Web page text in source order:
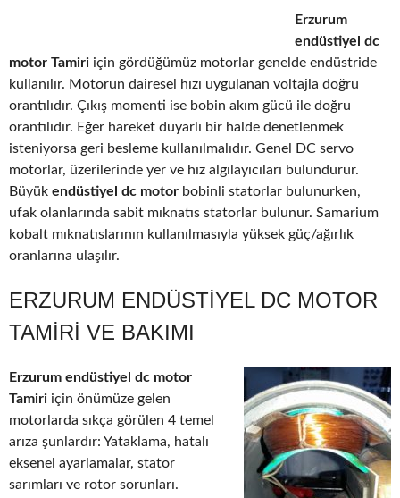
Erzurum
endüstiyel dc
motor Tamiri için gördüğümüz motorlar genelde endüstride
kullanılır. Motorun dairesel hızı uygulanan voltajla doğru
orantılıdır. Çıkış momenti ise bobin akım gücü ile doğru
orantılıdır. Eğer hareket duyarlı bir halde denetlenmek
isteniyorsa geri besleme kullanılmalıdır. Genel DC servo
motorlar, üzerilerinde yer ve hız algılayıcıları bulundurur.
Büyük endüstiyel dc motor bobinli statorlar bulunurken,
ufak olanlarında sabit mıknatıs statorlar bulunur. Samarium
kobalt mıknatıslarının kullanılmasıyla yüksek güç/ağırlık
oranlarına ulaşılır.
ERZURUM ENDÜSTIYEL DC MOTOR
TAMIRI VE BAKIMI
Erzurum endüstiyel dc motor
Tamiri için önümüze gelen
motorlarda sıkça görülen 4 temel
arıza şunlardır: Yataklama, hatalı
eksenel ayarlamalar, stator
sarımları ve rotor sorunları.